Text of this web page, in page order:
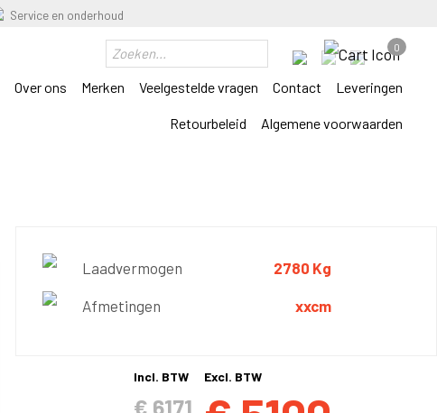
Over ons Merken Veelgestelde vragen Contact Leveringen
Retourbeleid Algemene voorwaarden
0
Service en onderhoud
Laadvermogen 2780 Kg
Afmetingen xxcm
Incl. BTW
€ 6171
Excl. BTW